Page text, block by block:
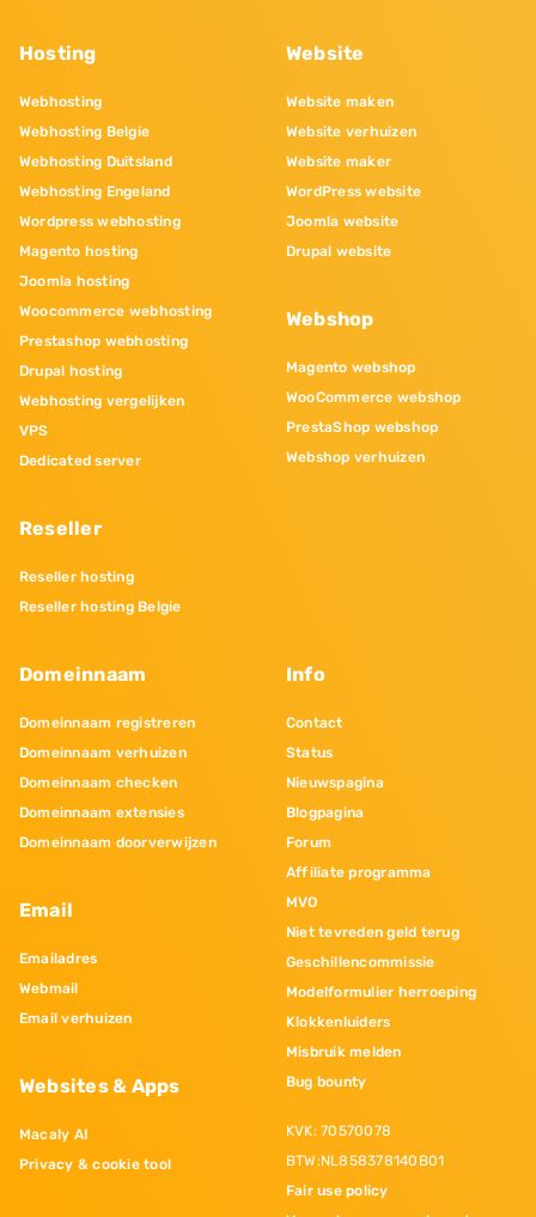
Hosting
Webhosting
Webhosting Belgie
Webhosting Duitsland
Webhosting Engeland
Wordpress webhosting
Magento hosting
Joomla hosting
Woocommerce webhosting
Prestashop webhosting
Drupal hosting
Webhosting vergelijken
VPS
Dedicated server
Reseller
Reseller hosting
Reseller hosting Belgie
Website
Website maken
Website verhuizen
Website maker
WordPress website
Joomla website
Drupal website
Webshop
Magento webshop
WooCommerce webshop
PrestaShop webshop
Webshop verhuizen
Domeinnaam
Domeinnaam registreren
Domeinnaam verhuizen
Domeinnaam checken
Domeinnaam extensies
Domeinnaam doorverwijzen
Email
Emailadres
Webmail
Email verhuizen
Websites & Apps
Macaly AI
Privacy & cookie tool
Info
Contact
Status
Nieuwspagina
Blogpagina
Forum
Affiliate programma
MVO
Niet tevreden geld terug
Geschillencommissie
Modelformulier herroeping
Klokkenluiders
Misbruik melden
Bug bounty
KVK: 70570078
BTW:NL858378140B01
Fair use policy